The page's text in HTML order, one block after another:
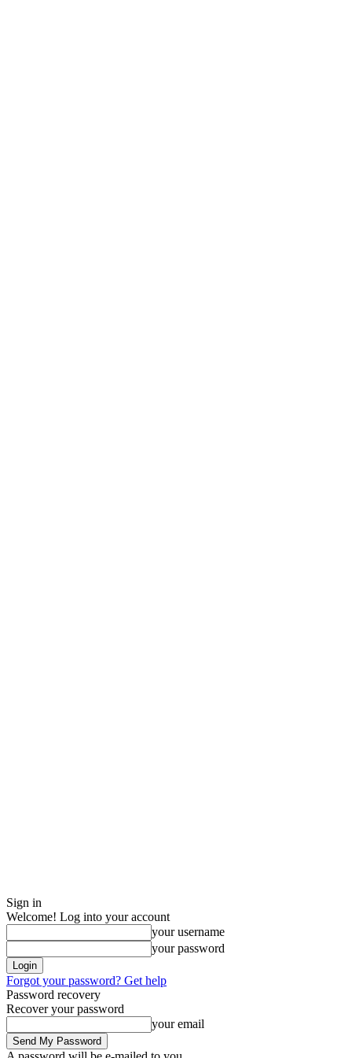
Sign in
Welcome! Log into your account
your username
your password
Forgot your password? Get help
Password recovery
Recover your password
your email